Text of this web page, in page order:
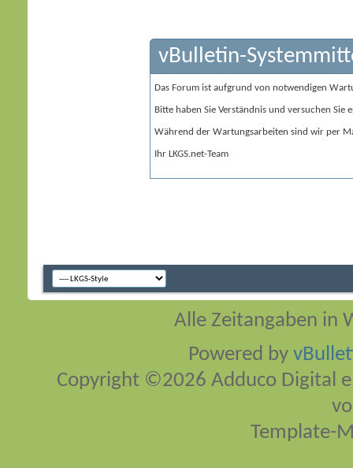
vBulletin-
Das Forum ist aufgrund von notwendigen
Bitte haben Sie Verständnis und versuchen Sie
Während der Wartungsarbeiten sind wir per
Ihr LKGS.net-Team
Alle Zeitangaben in
Powered by
Copyright ©2026 Adduco Digital
Template-